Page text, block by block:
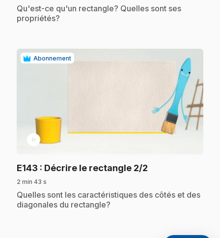
.Qu'est-ce qu'un rectangle? Quelles sont ses
propriétés?
Abonnement
play_circle
E143 : Décrire le rectangle 2/2
2 min 43 s
.Quelles sont les caractéristiques des côtés et des
diagonales du rectangle?